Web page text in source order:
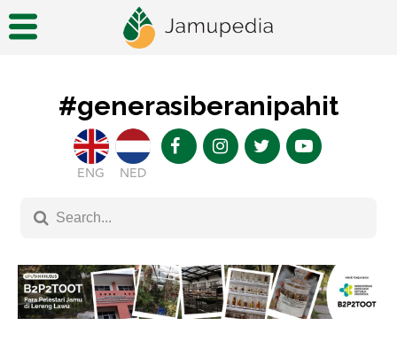
#generasiberanipahit
ENG NED